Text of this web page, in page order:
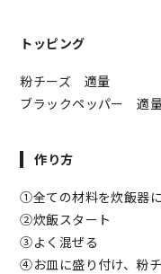
トッピング
粉チーズ 適量
ブラックペッパー 適
作り方
①全ての材料を炊飯器
②炊飯スタート
③よく混ぜる
④お皿に盛り付け、粉